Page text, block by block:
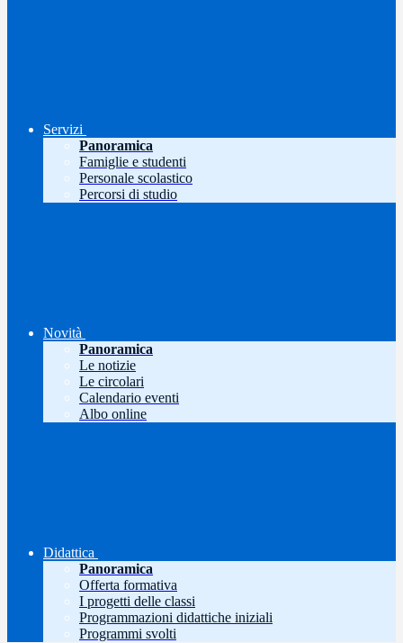
Servizi
Panoramica
Famiglie e studenti
Personale scolastico
Percorsi di studio
Novità
Panoramica
Le notizie
Le circolari
Calendario eventi
Albo online
Didattica
Panoramica
Offerta formativa
I progetti delle classi
Programmazioni didattiche iniziali
Programmi svolti